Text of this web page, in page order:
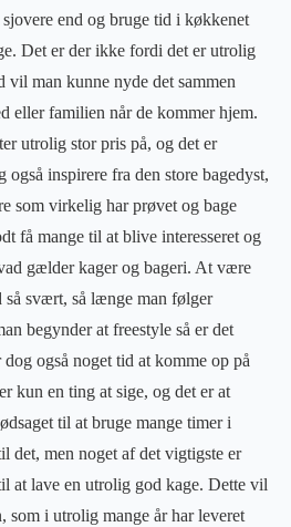
end og bruge tid i køkkenet
Det er der ikke fordi det er utrolig
vil man kunne nyde det sammen
eller familien når de kommer hjem.
utrolig stor pris på, og det er
også inspirere fra den store bagedyst,
som virkelig har prøvet og bage
få mange til at blive interesseret og
gælder kager og bageri. At være
så svært, så længe man følger
begynder at freestyle så er det
også noget tid at komme op på
kun en ting at sige, og det er at
til at bruge mange timer i
det, men noget af det vigtigste er
at lave en utrolig god kage. Dette vil
som i utrolig mange år har leveret